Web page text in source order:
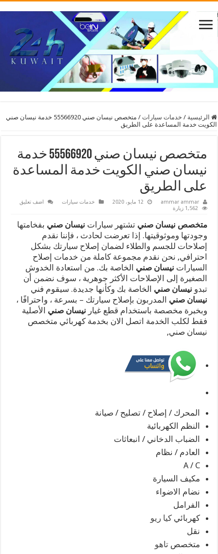
الرئيسية / خدمات سيارات /
متخصص نيسان صني 55566920 خدمة نيسان صني
الكويت خدمة المساعدة على الطريق
متخصص نيسان صني 55566920 خدمة
نيسان صني الكويت خدمة المساعدة
على الطريق
ammar ammar 12 مايو، 2020 خدمات سيارات
اضف تعليق
1,562 زيارة
متخصص نيسان صنيتشتهر سيارات نيسان صني بفخامتها
وجودتها وموثوقيتها. إذا تعرضت لحادث ، فإننا نقدم
إصلاحات للجسم والطلاء لضمان إصلاح سيارتك بشكل
احترافي, نحن نقدم مجموعة كاملة من خدمات إصلاح
السيارات نيسان صني الخاصة بك. من استعادة الخدوش
الصغيرة إلى الإصلاحات الأكثر جوهرية ، سوف نضمن أن
تبدو نيسان صني الخاصة بك وكأنها جديدة. سيقوم فني
نيسان صني المدربون بإصلاح سيارتك – بسرعة ، واحترافًا ،
وبخبرة مخصصة باستخدام قطع غيار نيسان صني الأصلية
فقط لكلب الخدمة اتصل الان بخدمة كهربائي متخصص
نيسان صني,
المحرك / إصلاح / تصليح / صيانة
النظم الكهربائية
الضباب الدخاني / انبعاثات
العادم / نظام
A / C
مكيف السيارة
نضام الاضواء
الفرامل
كهربائيكيا ريو
نقل
متخصصتاهو